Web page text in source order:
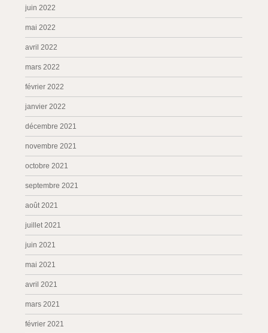
juin 2022
mai 2022
avril 2022
mars 2022
février 2022
janvier 2022
décembre 2021
novembre 2021
octobre 2021
septembre 2021
août 2021
juillet 2021
juin 2021
mai 2021
avril 2021
mars 2021
février 2021